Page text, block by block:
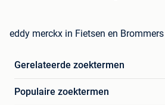
eddy merckx in Fietsen en Brommers
Gerelateerde zoektermen
Populaire zoektermen